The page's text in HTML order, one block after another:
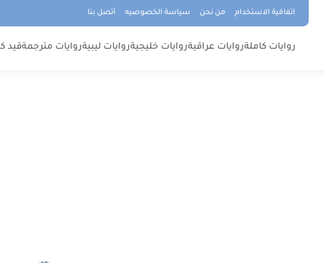
اتفاقية الاستخدام من نحن سياسة الخصوصيه أتصل بنا
روايات كاملةروايات عراقيةروايات خليجيةروايات ليبيةروايات مترجمةقيد